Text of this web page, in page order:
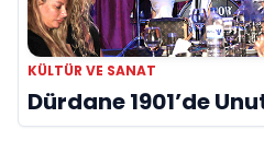
KÜLTÜR VE SANAT
Dürdane 1901’de